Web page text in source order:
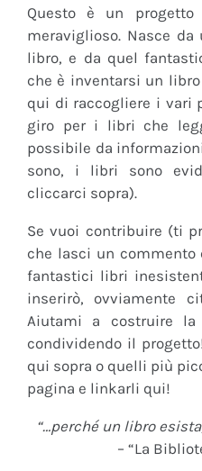
Questo è un progetto
meraviglioso. Nasce
libro, e da quel
che è inventarsi un
qui di raccogliere i vari
giro per i libri che
possibile da
sono, i libri sono
cliccarci sopra).
Se vuoi contribuire (ti
che lasci un
fantastici libri
inserirò, ovviamente
Aiutami a costruire la
condividendo il
qui sopra o quelli più
pagina e linkarli qui!
“…perché un libro
– “La